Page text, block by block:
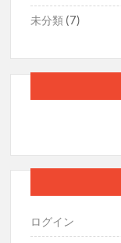
未分類 (7)
ログイン